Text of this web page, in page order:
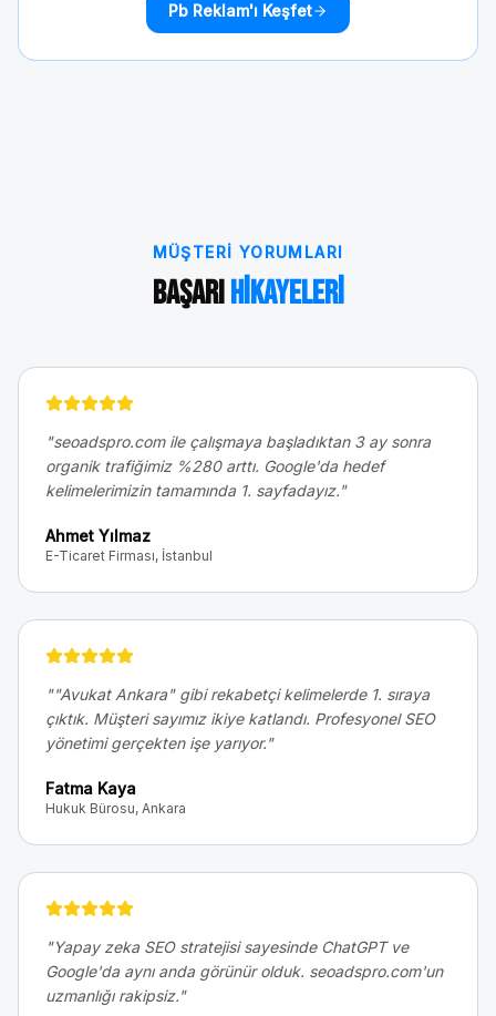
Pb Reklam'ı Keşfet
MÜŞTERI YORUMLARI
BaşarıHikayeleri
"seoadspro.com ile çalışmaya başladıktan 3 ay sonra
organik trafiğimiz %280 arttı. Google'da hedef
kelimelerimizin tamamında 1. sayfadayız."
Ahmet Yılmaz
E-Ticaret Firması, İstanbul
""Avukat Ankara" gibi rekabetçi kelimelerde 1. sıraya
çıktık. Müşteri sayımız ikiye katlandı. Profesyonel SEO
yönetimi gerçekten işe yarıyor."
Fatma Kaya
Hukuk Bürosu, Ankara
"Yapay zeka SEO stratejisi sayesinde ChatGPT ve
Google'da aynı anda görünür olduk. seoadspro.com'un
uzmanlığı rakipsiz."